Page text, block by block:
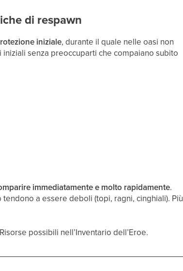
di respawn
iniziale, durante il quale nelle oasi non
senza preoccuparti che compaiano subito
immediatamente e molto rapidamente.
a essere deboli (topi, ragni, cinghiali). Più
possibili nell’Inventario dell’Eroe.